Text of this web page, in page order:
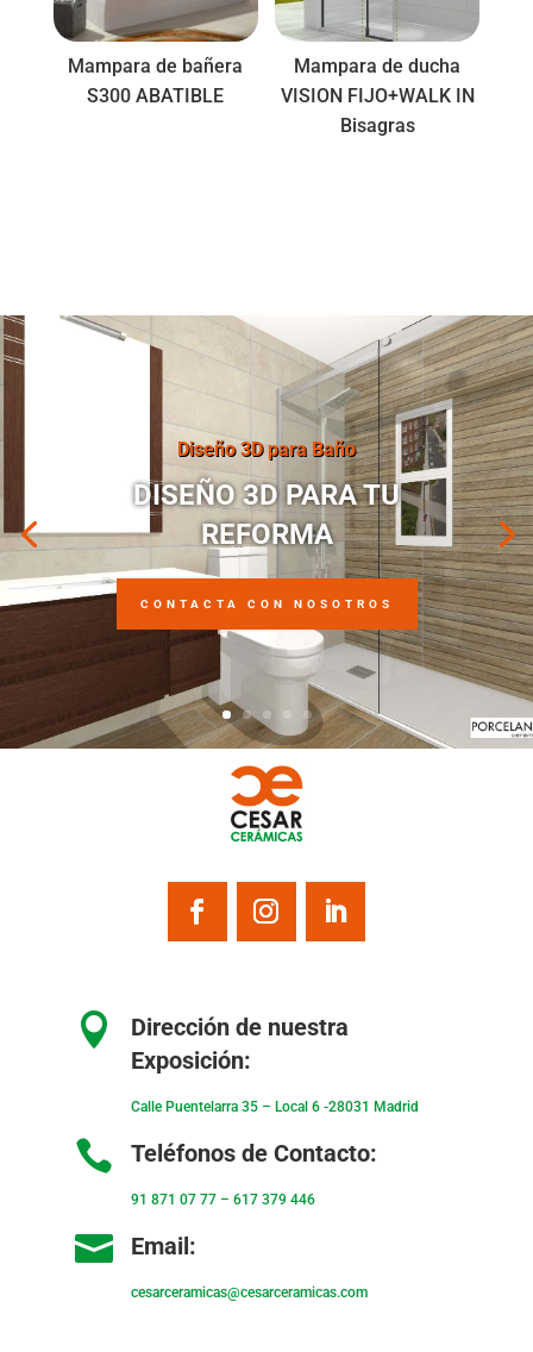
Mampara de bañera
S300 ABATIBLE
Mampara de ducha
VISION FIJO+WALK IN
Bisagras
Diseño 3D para Baño
DISEÑO 3D PARA TU
REFORMA
CONTACTA CON NOSOTROS

Dirección de nuestra
Exposición:
Calle Puentelarra 35 – Local 6 -28031 Madrid
 Teléfonos de Contacto:
91 871 07 77– 617 379 446
 Email:
cesarceramicas@cesarceramicas.com